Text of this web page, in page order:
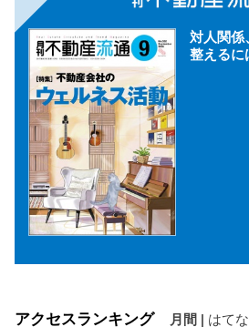
対人関係
整えるに
アクセスランキング 月間 はて